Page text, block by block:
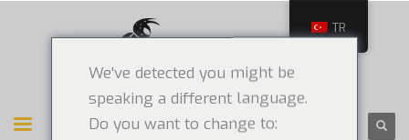
TR
We've detected you might be
speaking a different language.
Do you want to change to: